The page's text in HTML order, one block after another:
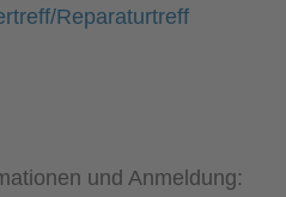
Reparaturtreff
und Anmeldung: